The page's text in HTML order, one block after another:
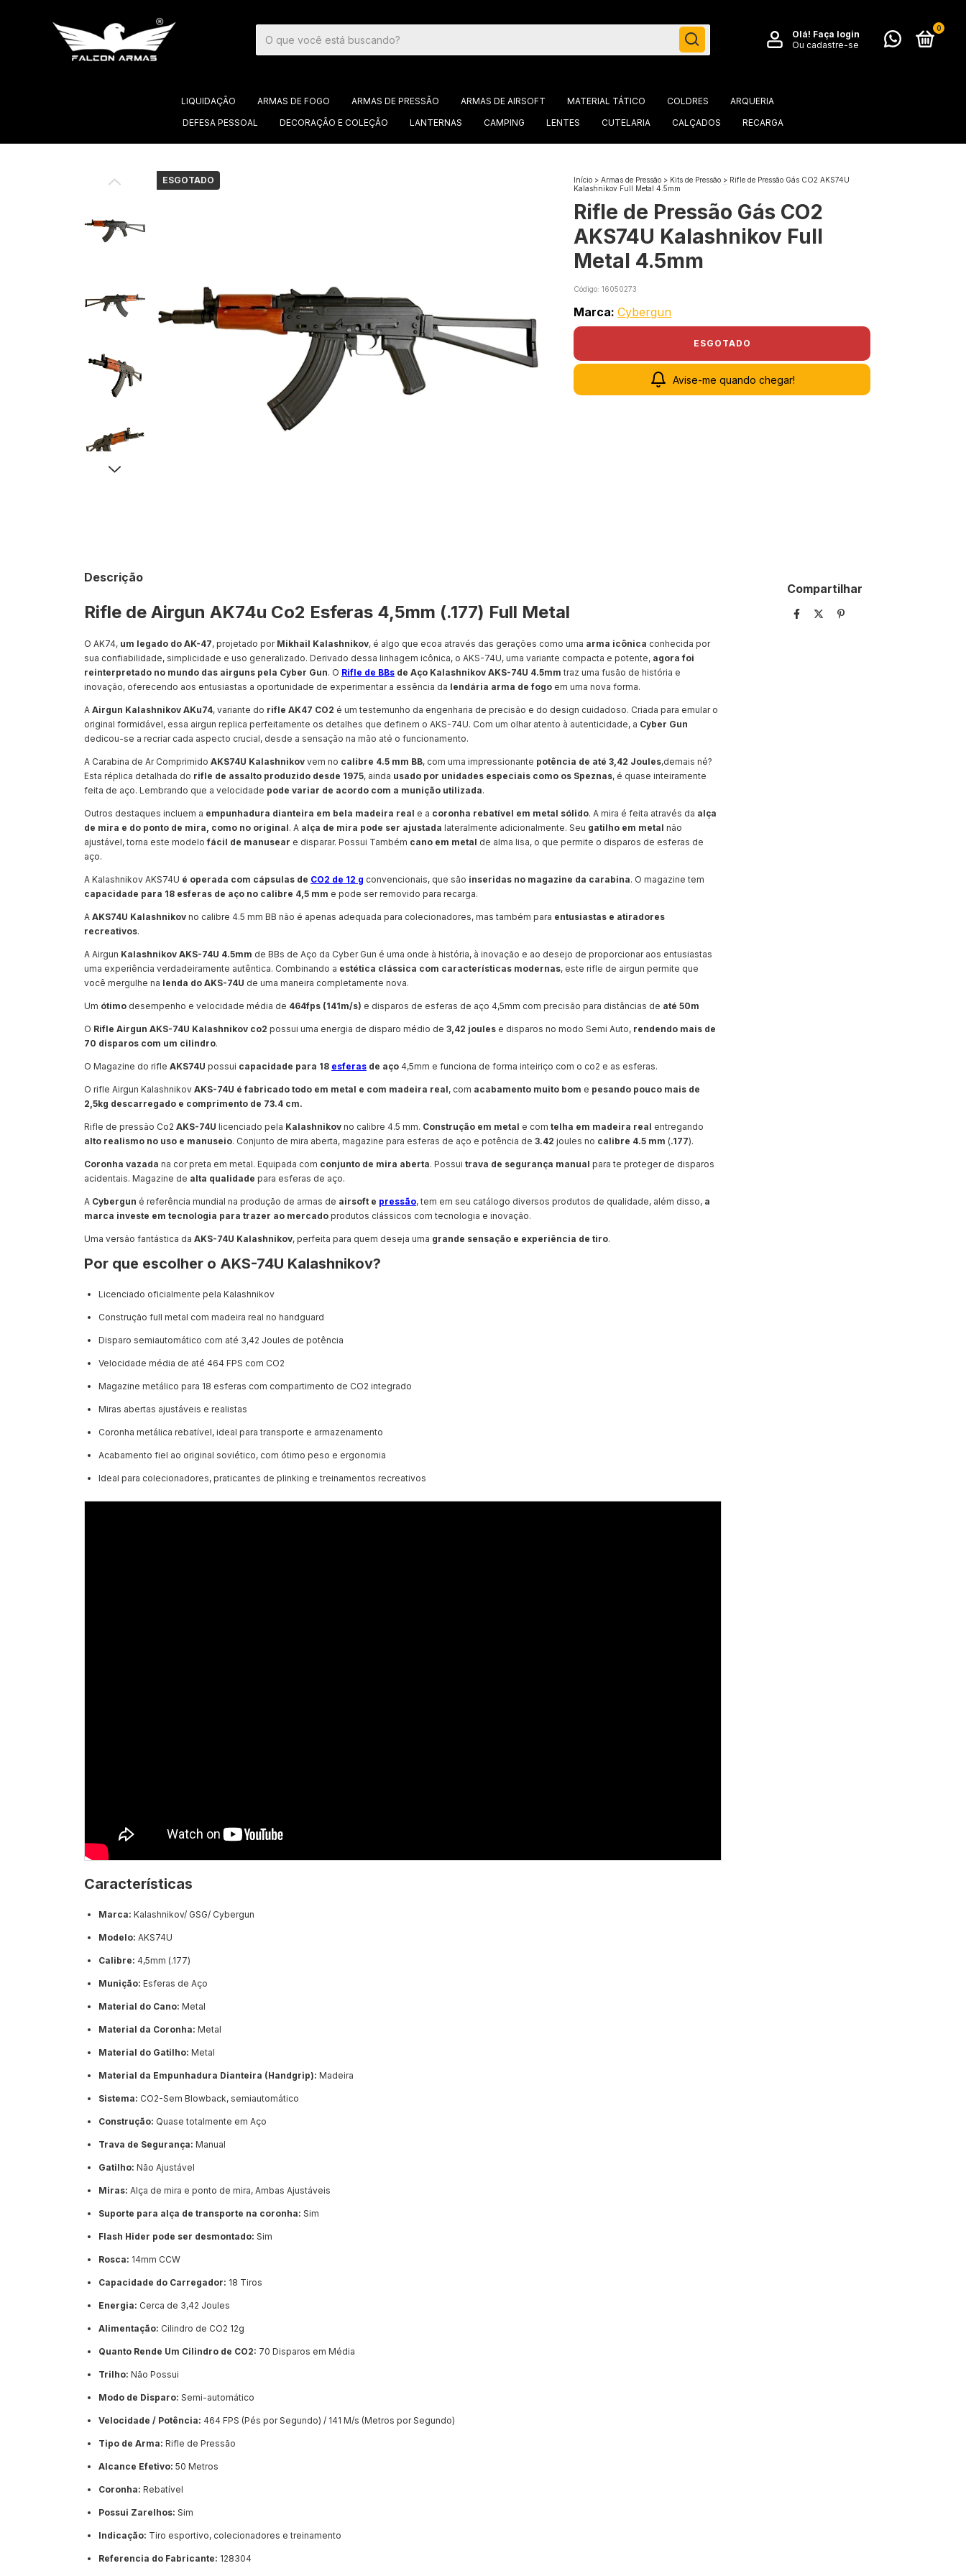
Olá! Faça login
Ou cadastre-se
0
LIQUIDAÇÃO ARMAS DE FOGO ARMAS DE PRESSÃO ARMAS DE AIRSOFT MATERIAL TÁTICO COLDRES
ARQUERIA
DEFESA PESSOAL
DECORAÇÃO E COLEÇÃO LANTERNAS CAMPING LENTES CUTELARIA CALÇADOS RECARGA
ESGOTADO Início > Armas de Pressão > Kits de Pressão > Rifle de Pressão Gás CO2 AKS74U
Kalashnikov Full Metal 4.5mm
Rifle de Pressão Gás CO2
AKS74U Kalashnikov Full
Metal 4.5mm
Código: 16050273
Marca: Cybergun
Avise-me quando chegar!
Descrição
Rifle de Airgun AK74u Co2 Esferas 4,5mm (.177) Full Metal
O AK74, um legado do AK-47, projetado por Mikhail Kalashnikov, é algo que ecoa através das gerações como uma arma icônica conhecida por
sua confiabilidade, simplicidade e uso generalizado. Derivado dessa linhagem icônica, o AKS-74U, uma variante compacta e potente, agora foi
reinterpretado no mundo das airguns pela Cyber Gun. O Rifle de BBs de Aço Kalashnikov AKS-74U 4.5mm traz uma fusão de história e
inovação, oferecendo aos entusiastas a oportunidade de experimentar a essência da lendária arma de fogo em uma nova forma.
A Airgun Kalashnikov AKu74, variante do rifle AK47 CO2 é um testemunho da engenharia de precisão e do design cuidadoso. Criada para emular o
original formidável, essa airgun replica perfeitamente os detalhes que definem o AKS-74U. Com um olhar atento à autenticidade, a Cyber Gun
dedicou-se a recriar cada aspecto crucial, desde a sensação na mão até o funcionamento.
A Carabina de Ar Comprimido AKS74U Kalashnikov vem no calibre 4.5 mm BB, com uma impressionante potência de até 3,42 Joules,demais né?
Esta réplica detalhada do rifle de assalto produzido desde 1975, ainda usado por unidades especiais como os Speznas, é quase inteiramente
feita de aço. Lembrando que a velocidade pode variar de acordo com a munição utilizada.
Outros destaques incluem a empunhadura dianteira em bela madeira real e a coronha rebatível em metal sólido. A mira é feita através da alça
de mira e do ponto de mira, como no original. A alça de mira pode ser ajustada lateralmente adicionalmente. Seu gatilho em metal não
ajustável, torna este modelofácil de manusear e disparar. Possui Também cano em metal de alma lisa, o que permite o disparos de esferas de
aço.
A Kalashnikov AKS74U é operada com cápsulas de CO2 de 12 g convencionais, que são inseridas no magazine da carabina. O magazine tem
capacidade para 18 esferas de aço no calibre 4,5 mm e pode ser removido para recarga.
A AKS74U Kalashnikov no calibre 4.5 mm BB não é apenas adequada para colecionadores, mas também para entusiastas e atiradores
recreativos.
A Airgun Kalashnikov AKS-74U 4.5mm de BBs de Aço da Cyber Gun é uma onde à história, à inovação e ao desejo de proporcionar aos entusiastas
uma experiência verdadeiramente autêntica. Combinando a estética clássica com características modernas, este rifle de airgun permite que
você mergulhe na lenda do AKS-74U de uma maneira completamente nova.
Um ótimo desempenho e velocidade média de 464fps (141m/s) e disparos de esferas de aço 4,5mm com precisão para distâncias de até 50m
O Rifle Airgun AKS-74U Kalashnikov co2 possui uma energia de disparo médio de 3,42 joules e disparos no modo Semi Auto, rendendo mais de
70 disparos com um cilindro.
O Magazine do rifle AKS74U possui capacidade para 18 esferas de aço 4,5mm e funciona de forma inteiriço com o co2 e as esferas.
O rifle Airgun Kalashnikov AKS-74U é fabricado todo em metal e com madeira real, com acabamento muito bom e pesando pouco mais de
2,5kg descarregado e comprimento de 73.4 cm.
Rifle de pressão Co2 AKS-74U licenciado pela Kalashnikov no calibre 4.5 mm. Construção em metal e com telha em madeira real entregando
alto realismo no uso e manuseio. Conjunto de mira aberta, magazine para esferas de aço e potência de 3.42 joules no calibre 4.5 mm (.177).
Coronha vazada na cor preta em metal. Equipada com conjunto de mira aberta. Possui trava de segurança manual para te proteger de disparos
acidentais. Magazine de alta qualidade para esferas de aço.
A Cybergun é referência mundial na produção de armas de airsoft e pressão, tem em seu catálogo diversos produtos de qualidade, além disso, a
marca investe em tecnologia para trazer ao mercado produtos clássicos com tecnologia e inovação.
Uma versão fantástica da AKS-74U Kalashnikov, perfeita para quem deseja uma grande sensação e experiência de tiro.
Por que escolher o AKS-74U Kalashnikov?
Licenciado oficialmente pela Kalashnikov
Construção full metal com madeira real no handguard
Disparo semiautomático com até 3,42 Joules de potência
Velocidade média de até 464 FPS com CO2
Magazine metálico para 18 esferas com compartimento de CO2 integrado
Miras abertas ajustáveis e realistas
Coronha metálica rebatível, ideal para transporte e armazenamento
Acabamento fiel ao original soviético, com ótimo peso e ergonomia
Ideal para colecionadores, praticantes de plinking e treinamentos recreativos
Características
Marca: Kalashnikov/ GSG/ Cybergun
Modelo: AKS74U
Calibre: 4,5mm (.177)
Munição: Esferas de Aço
Material do Cano: Metal
Material da Coronha: Metal
Material do Gatilho: Metal
Material da Empunhadura Dianteira (Handgrip): Madeira
Sistema: CO2-Sem Blowback, semiautomático
Construção: Quase totalmente em Aço
Trava de Segurança: Manual
Gatilho: Não Ajustável
Miras: Alça de mira e ponto de mira, Ambas Ajustáveis
Suporte para alça de transporte na coronha: Sim
Flash Hider pode ser desmontado: Sim
Rosca: 14mm CCW
Capacidade do Carregador: 18 Tiros
Energia: Cerca de 3,42 Joules
Alimentação: Cilindro de CO2 12g
Quanto Rende Um Cilindro de CO2: 70 Disparos em Média
Trilho: Não Possui
Modo de Disparo: Semi-automático
Velocidade / Potência: 464 FPS (Pés por Segundo) / 141 M/s (Metros por Segundo)
Tipo de Arma: Rifle de Pressão
Alcance Efetivo: 50 Metros
Coronha: Rebatível
Possui Zarelhos: Sim
Indicação: Tiro esportivo, colecionadores e treinamento
Referencia do Fabricante: 128304
Compartilhar